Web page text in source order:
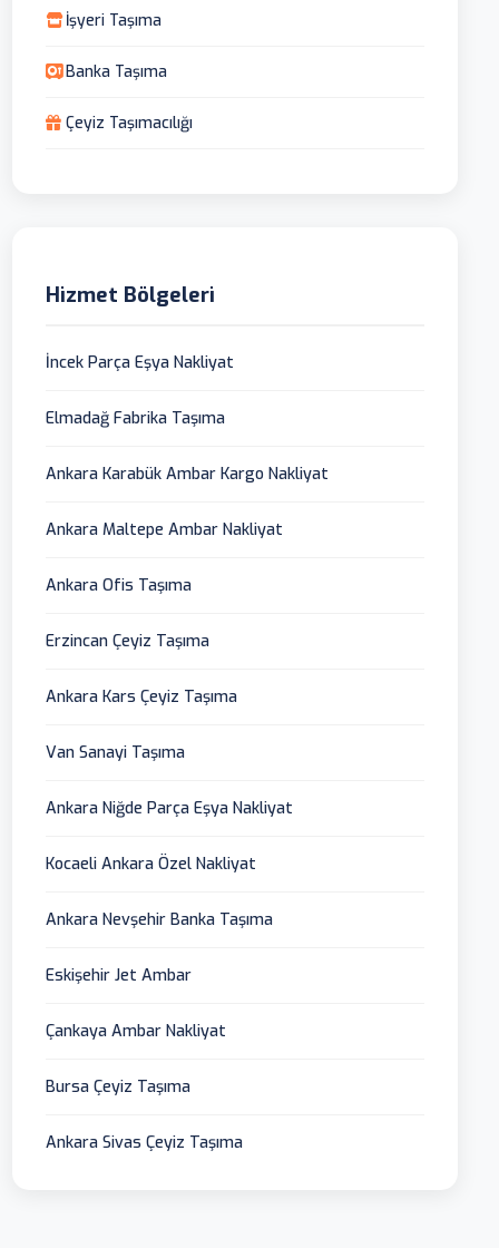
İşyeri Taşıma
Banka Taşıma
Çeyiz Taşımacılığı
Hizmet Bölgeleri
İncek Parça Eşya Nakliyat
Elmadağ Fabrika Taşıma
Ankara Karabük Ambar Kargo Nakliyat
Ankara Maltepe Ambar Nakliyat
Ankara Ofis Taşıma
Erzincan Çeyiz Taşıma
Ankara Kars Çeyiz Taşıma
Van Sanayi Taşıma
Ankara Niğde Parça Eşya Nakliyat
Kocaeli Ankara Özel Nakliyat
Ankara Nevşehir Banka Taşıma
Eskişehir Jet Ambar
Çankaya Ambar Nakliyat
Bursa Çeyiz Taşıma
Ankara Sivas Çeyiz Taşıma